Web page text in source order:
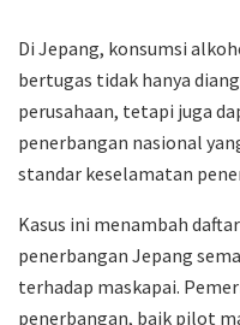
Di Jepang, konsumsi
bertugas tidak hanya
perusahaan, tetapi juga
penerbangan nasional
standar keselamatan
Kasus ini menambah
penerbangan Jepang
terhadap maskapai.
penerbangan, baik pilot